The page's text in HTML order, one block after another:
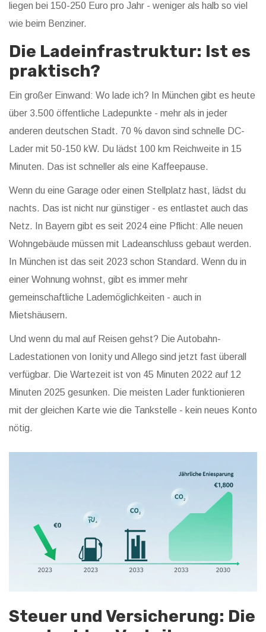
liegen bei 150-250 Euro pro Jahr - weniger als halb so viel
wie beim Benziner.
Die Ladeinfrastruktur: Ist es
praktisch?
Ein großer Einwand: Wo lade ich? In München gibt es heute
über 3.500 öffentliche Ladepunkte - mehr als in jeder
anderen deutschen Stadt. 70 % davon sind schnelle DC-
Lader mit 50-150 kW. Du lädst 100 km Reichweite in 15
Minuten. Das ist schneller als eine Kaffeepause.
Wenn du eine Garage oder einen Stellplatz hast, lädst du
nachts. Das ist nicht nur günstiger - es entlastet auch das
Netz. In Bayern gibt es seit 2024 eine Pflicht: Alle neuen
Wohngebäude müssen mit Ladeanschluss gebaut werden.
In München ist das seit 2023 schon Standard. Wenn du in
einer Wohnung wohnst, gibt es immer mehr
gemeinschaftliche Lademöglichkeiten - auch in
Mietshäusern.
Und wenn du mal auf Reisen gehst? Die Autobahn-
Ladestationen von Ionity und Allego sind jetzt fast überall
verfügbar. Die Wartezeit ist von 45 Minuten 2022 auf 12
Minuten 2025 gesunken. Die meisten Lader funktionieren
mit der gleichen Karte wie die Tankstelle - kein neues Konto
nötig.
Steuer und Versicherung: Die